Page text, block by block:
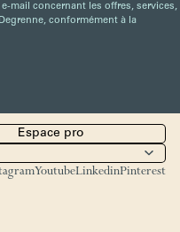
mail concernant les offres, services,
conformément à la
Espace pro
YoutubeLinkedinPinterest